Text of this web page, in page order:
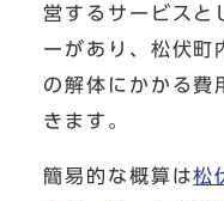
営するサービスと
ーがあり、松伏町
の解体にかかる費
きます。
簡易的な概算は松